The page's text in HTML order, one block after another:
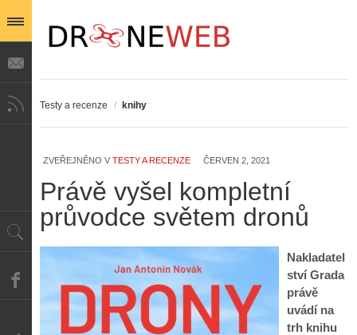
Testy a recenze / knihy
ZVEŘEJNĚNO V TESTY A RECENZE ČERVEN 2, 2021
Právě vyšel kompletní
průvodce světem dronů
Nakladatel
ství Grada
právě
uvádí na
trh knihu